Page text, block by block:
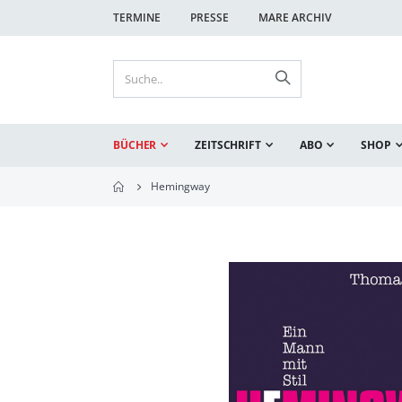
TERMINE PRESSE MARE ARCHIV
BÜCHER ZEITSCHRIFT ABO SHOP
Hemingway